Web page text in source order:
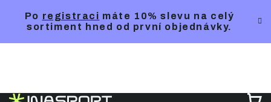
Po registraci máte 10% slevu na celý
sortiment hned od první objednávky.